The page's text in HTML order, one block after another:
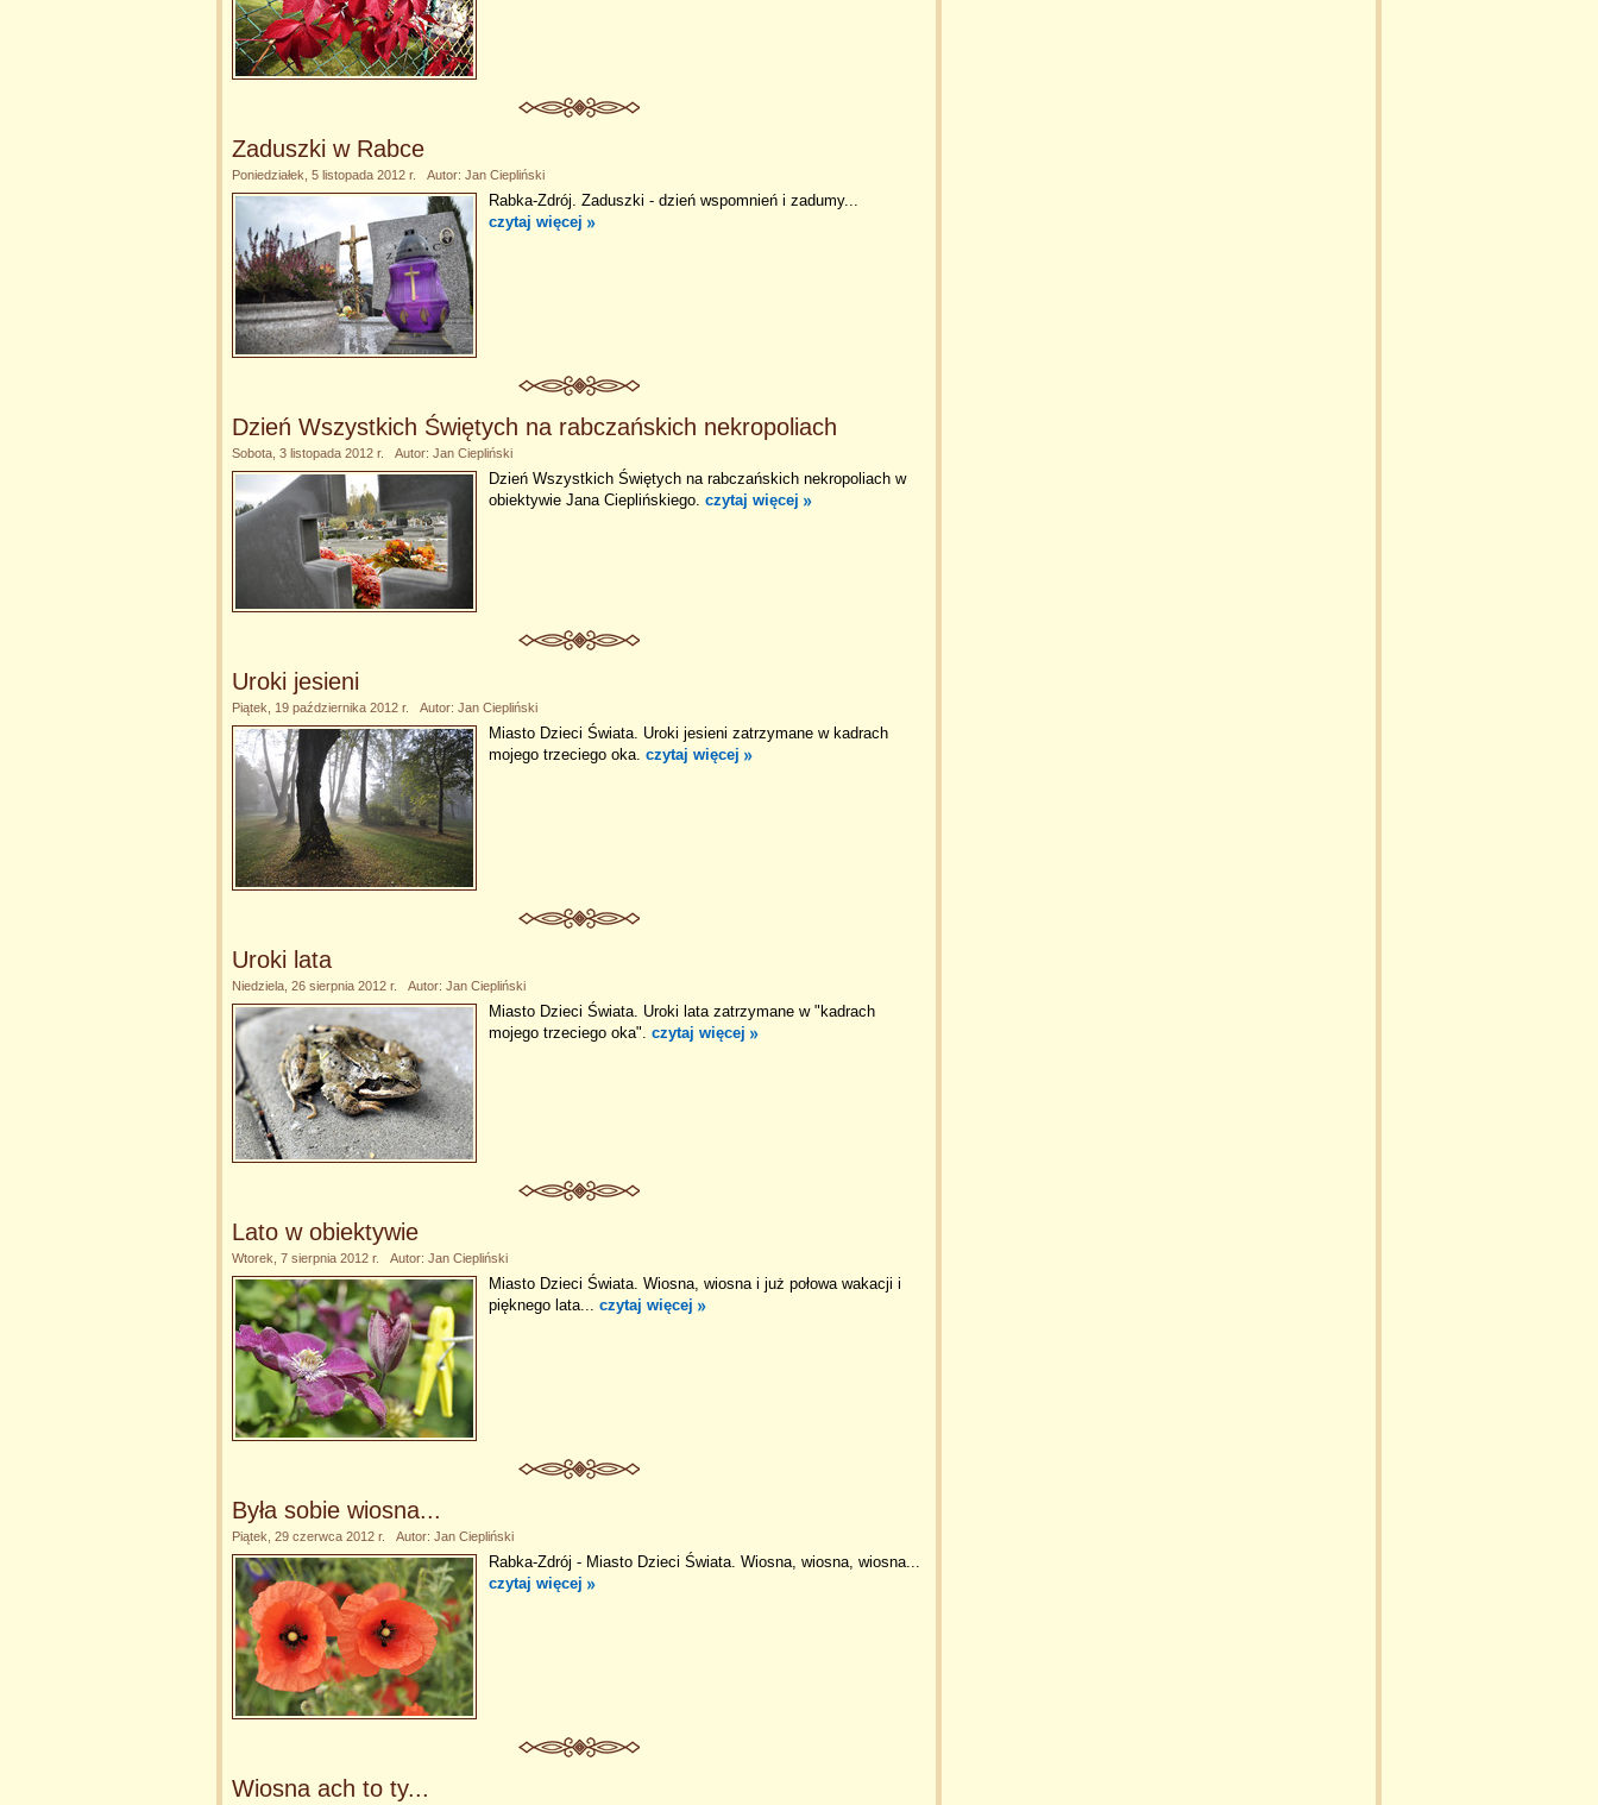
Zaduszki w Rabce
Poniedziałek, 5 listopada 2012 r. Autor: Jan Ciepliński
Rabka-Zdrój. Zaduszki - dzień wspomnień i zadumy...
czytaj więcej
Dzień Wszystkich Świętych na rabczańskich nekropoliach
Sobota, 3 listopada 2012 r. Autor: Jan Ciepliński
Dzień Wszystkich Świętych na rabczańskich nekropoliach w
obiektywie Jana Cieplińskiego. czytaj więcej
Uroki jesieni
Piątek, 19 października 2012 r. Autor: Jan Ciepliński
Miasto Dzieci Świata. Uroki jesieni zatrzymane w kadrach
mojego trzeciego oka. czytaj więcej
Uroki lata
Niedziela, 26 sierpnia 2012 r. Autor: Jan Ciepliński
Miasto Dzieci Świata. Uroki lata zatrzymane w "kadrach
mojego trzeciego oka". czytaj więcej
Lato w obiektywie
Wtorek, 7 sierpnia 2012 r. Autor: Jan Ciepliński
Miasto Dzieci Świata. Wiosna, wiosna i już połowa wakacji i
pięknego lata... czytaj więcej
Była sobie wiosna...
Piątek, 29 czerwca 2012 r. Autor: Jan Ciepliński
Rabka-Zdrój - Miasto Dzieci Świata. Wiosna, wiosna, wiosna...
czytaj więcej
Wiosna ach to ty...